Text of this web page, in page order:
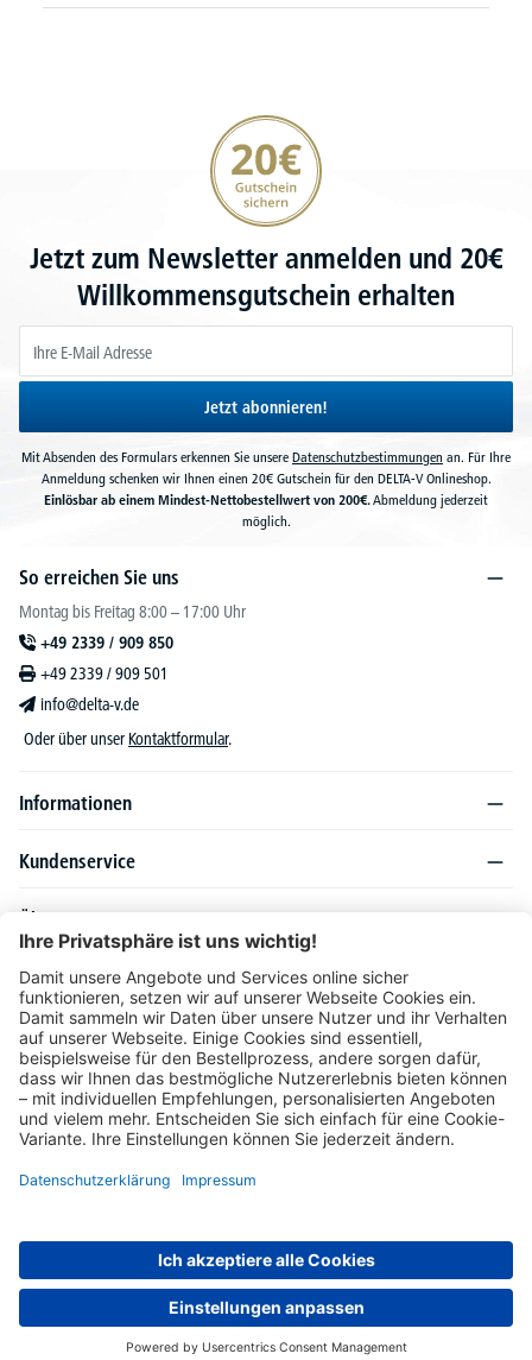
20€ Gutschein sichern
Jetzt zum Newsletter anmelden und 20€
Willkommensgutschein erhalten
Jetzt abonnieren!
Mit Absenden des Formulars erkennen Sie unsere Datenschutzbestimmungen an. Für Ihre
Anmeldung schenken wir Ihnen einen 20€ Gutschein für den DELTA-V Onlineshop.
Einlösbar ab einem Mindest-Nettobestellwert von 200€.Abmeldung jederzeit
möglich.
So erreichen Sie uns
Montag bis Freitag 8:00 – 17:00 Uhr
+49 2339 / 909 850
+49 2339 / 909 501
info@delta-v.de
Oder über unser Kontaktformular.
Informationen
Kundenservice
Über DELTA-V
Produktsortiment
Ratgeber
Folgen Sie uns auch auf
Unser Angebot richtet sich ausschließlich an Industrie, Handel, Gewerbe und
europäische Ausland gelten Sonderkonditionen, die auf Anfrage mitgeteilt werden.
* Alle Preise verstehen sich zzgl. gesetzlicher MwSt.